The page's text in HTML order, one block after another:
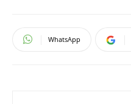
WhatsApp